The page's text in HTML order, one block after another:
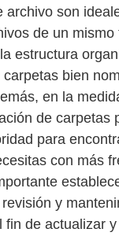
archivo son
de un mismo
estructura
bien
en la
de carpetas
para
con más
y
fin de actualizar